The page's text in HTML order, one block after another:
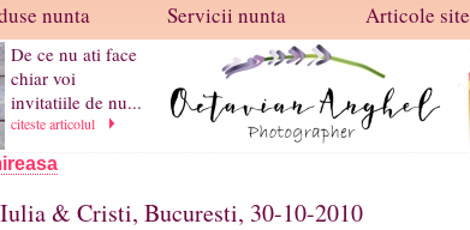
nunta Servicii nunta Articole site
De ce nu ati face
chiar voi
invitatiile de nu...
citeste articolul
& Cristi, Bucuresti, 30-10-2010